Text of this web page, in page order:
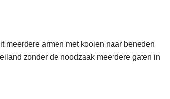
meerdere armen met kooien naar beneden
zonder de noodzaak meerdere gaten in